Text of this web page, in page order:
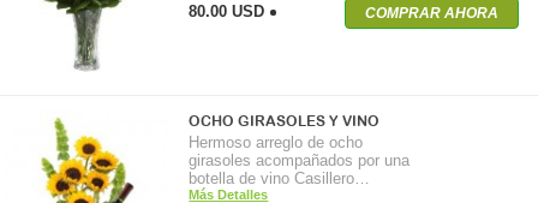
80.00 USD COMPRAR AHORA
OCHO GIRASOLES Y VINO
Hermoso arreglo de ocho
girasoles acompañados por una
botella de vino Casillero…
Más Detalles